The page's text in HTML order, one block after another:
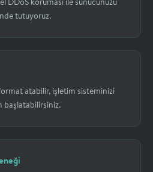
tutuyoruz.
atabilir, işletim sisteminizi
başlatabilirsiniz.